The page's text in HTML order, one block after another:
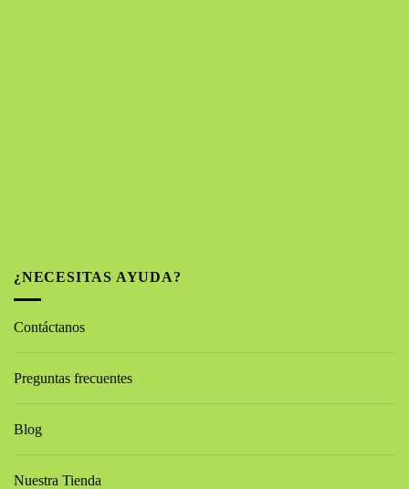
¿NECESITAS AYUDA?
Contáctanos
Preguntas frecuentes
Blog
Nuestra Tienda